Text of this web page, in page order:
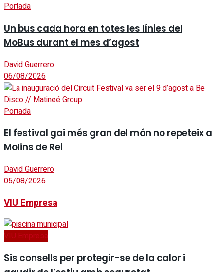
Portada
Un bus cada hora en totes les línies del
MoBus durant el mes d’agost
David Guerrero
06/08/2026
Portada
El festival gai més gran del món no repeteix a
Molins de Rei
David Guerrero
05/08/2026
VIU Empresa
VIU Empresa
Sis consells per protegir-se de la calor i